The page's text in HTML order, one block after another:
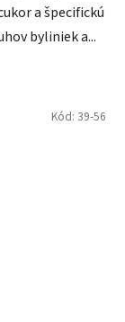
a špecifickú
byliniek a...
Kód: 39-56